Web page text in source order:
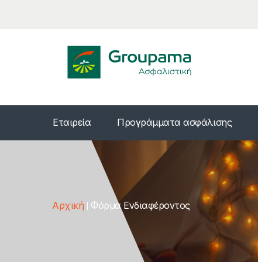
Εταιρεία Προγράμματα ασφάλισης
Αρχική Φόρμα Ενδιαφέροντος